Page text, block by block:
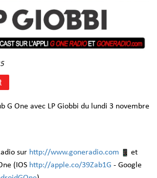
G One avec LP Giobbi du lundi 3 novembre
sur http://www.goneradio.com
et
(IOS http://apple.co/39Zab1G - Google